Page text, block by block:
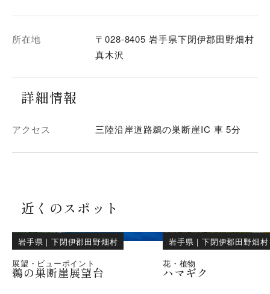
所在地
〒028-8405 岩手県下閉伊郡田野畑村
真木沢
詳細情報
アクセス 三陸沿岸道路鵜の巣断崖IC 車 5分
近くのスポット
岩手県 ｜下閉伊郡田野畑村
展望・ビューポイント
鵜の巣断崖展望台
岩手県 ｜下閉伊郡田野畑村
花・植物
ハマギク